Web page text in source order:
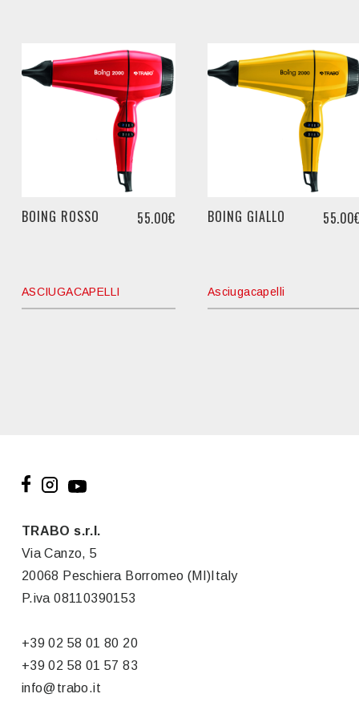
BOING ROSSO 55.00€
ASCIUGACAPELLI
BOING GIALLO
Asciugacapelli
TRABO s.r.l.
Via Canzo, 5
20068 Peschiera Borromeo (MI)Italy
P.iva 08110390153
+39 02 58 01 80 20
+39 02 58 01 57 83
info@trabo.it